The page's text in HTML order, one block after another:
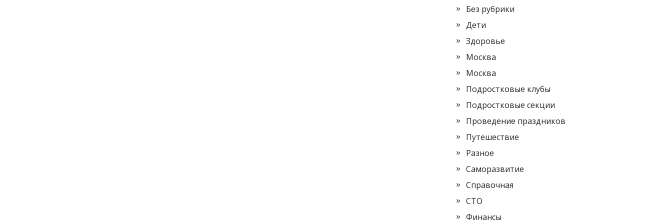
Без рубрики
Дети
Здоровье
Москва
Москва
Подростковые клубы
Подростковые секции
Проведение праздников
Путешествие
Разное
Саморазвитие
Справочная
СТО
Финансы